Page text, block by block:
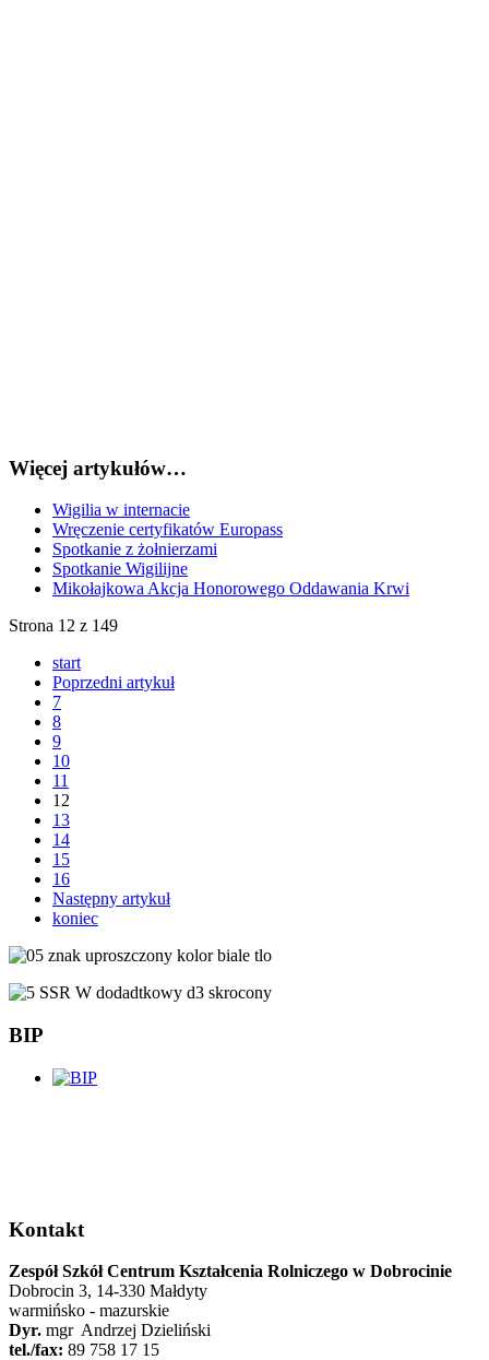
Więcej artykułów…
Wigilia w internacie
Wręczenie certyfikatów Europass
Spotkanie z żołnierzami
Spotkanie Wigilijne
Mikołajkowa Akcja Honorowego Oddawania Krwi
Strona 12 z 149
start
Poprzedni artykuł
7
8
9
10
11
12
13
14
15
16
Następny artykuł
koniec
BIP
Kontakt
Zespół Szkół Centrum Kształcenia Rolniczego w Dobrocinie
Dobrocin 3, 14-330 Małdyty
warmińsko - mazurskie
Dyr. mgr Andrzej Dzieliński
tel./fax: 89 758 17 15